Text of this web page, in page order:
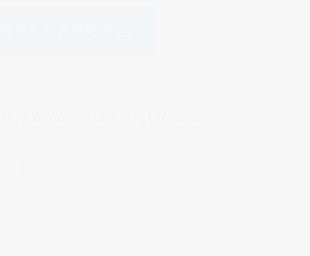
linaza 700 grs. (Solo Miercoles)
AL CARRITO